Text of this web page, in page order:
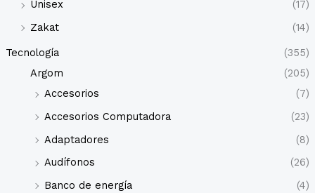
Unisex
(17)
Zakat
(14)
Tecnología
(355)
Argom
(205)
Accesorios
(7)
Accesorios Computadora
(23)
Adaptadores
(8)
Audífonos
(26)
Banco de energía
(4)